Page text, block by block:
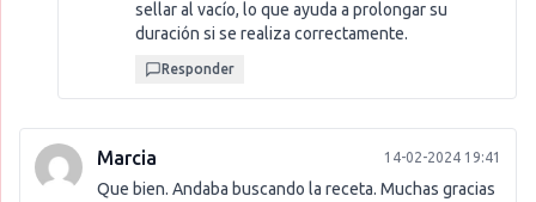
sellar al vacío, lo que ayuda a prolongar su
duración si se realiza correctamente.
Responder
Marcia 14-02-2024 19:41
Que bien. Andaba buscando la receta. Muchas gracias